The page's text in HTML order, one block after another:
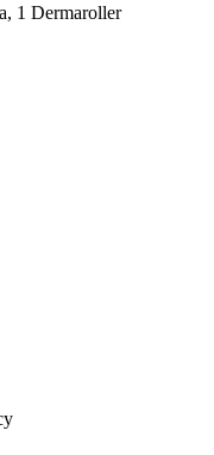
1 Dermaroller